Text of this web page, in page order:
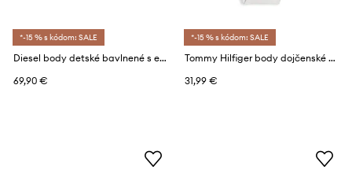
*-15 % s kódom: SALE
Diesel body detské bavlnené s elastanom BILIT Body
69,90 €
*-15 % s kódom: SALE
Tommy Hilfiger body dojčenské s bavlnou
31,99 €